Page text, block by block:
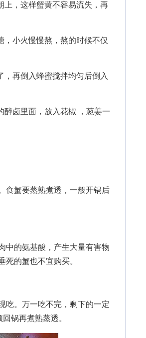
，这样蟹黄不容易流失，再
小火慢慢熬，熬的时候不仅
再倒入蜂蜜搅拌均匀后倒入
卤里面，放入花椒 ，葱姜一
蟹要蒸熟煮透，一般开锅后
的氨基酸，产生大量有害物
死的蟹也不宜购买。
。万一吃不完，剩下的一定
锅再煮熟蒸透。